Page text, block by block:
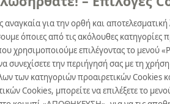
για την ορθή και
όποιες από τις ακόλουθες κατηγορίες
χρησιμοποιούμε επιλέγοντας το μενού
συνεχίσετε την περιήγησή σας με τη
των κατηγοριών προαιρετικών
Cookies, μπορείτε να επιλέξετε το